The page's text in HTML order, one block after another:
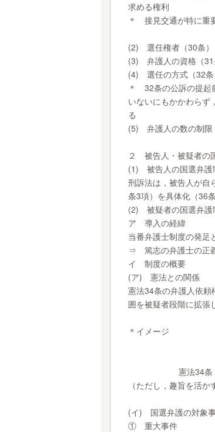
求める権利
＊ 接見交通が特に重
(2) 選任権者（30条）
(3) 弁護人の資格（31
(4) 選任の方式（32条
＊ 32条の公訴の提起
いないにもかかわらず
る
(5) 弁護人の数の制限
２ 被告人・被疑者の
(1) 被告人の国選弁護
刑訴法は，被告人が自
条3項）を具体化（36条
(2) 被疑者の国選弁護
ア 導入の経緯
当番弁護士制度の発足
⇒ 篤志の弁護士の正
イ 制度の概要
(ア) 憲法との関係
憲法34条の弁護人依頼
囲を被疑者段階に拡張
＊イメージ
憲法
（ただし，趣旨を活か
(イ) 国選弁護の対象事
① 重大事件